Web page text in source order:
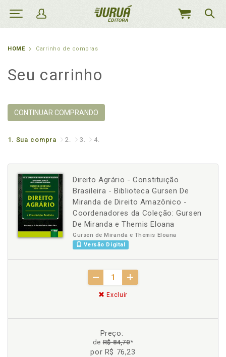
MEU
HOME Carrinho de compras
Seu carrinho
CONTINUAR COMPRANDO
1. Sua compra 2. 3. 4.
Direito Agrário - Constituição
Brasileira - Biblioteca Gursen De
Miranda de Direito Amazônico -
Coordenadores da Coleção: Gursen
De Miranda e Themis Eloana
Gursen de Miranda e Themis Eloana
Versão Digital
Excluir
Preço:
deR$ 84,70*
por R$ 76,23